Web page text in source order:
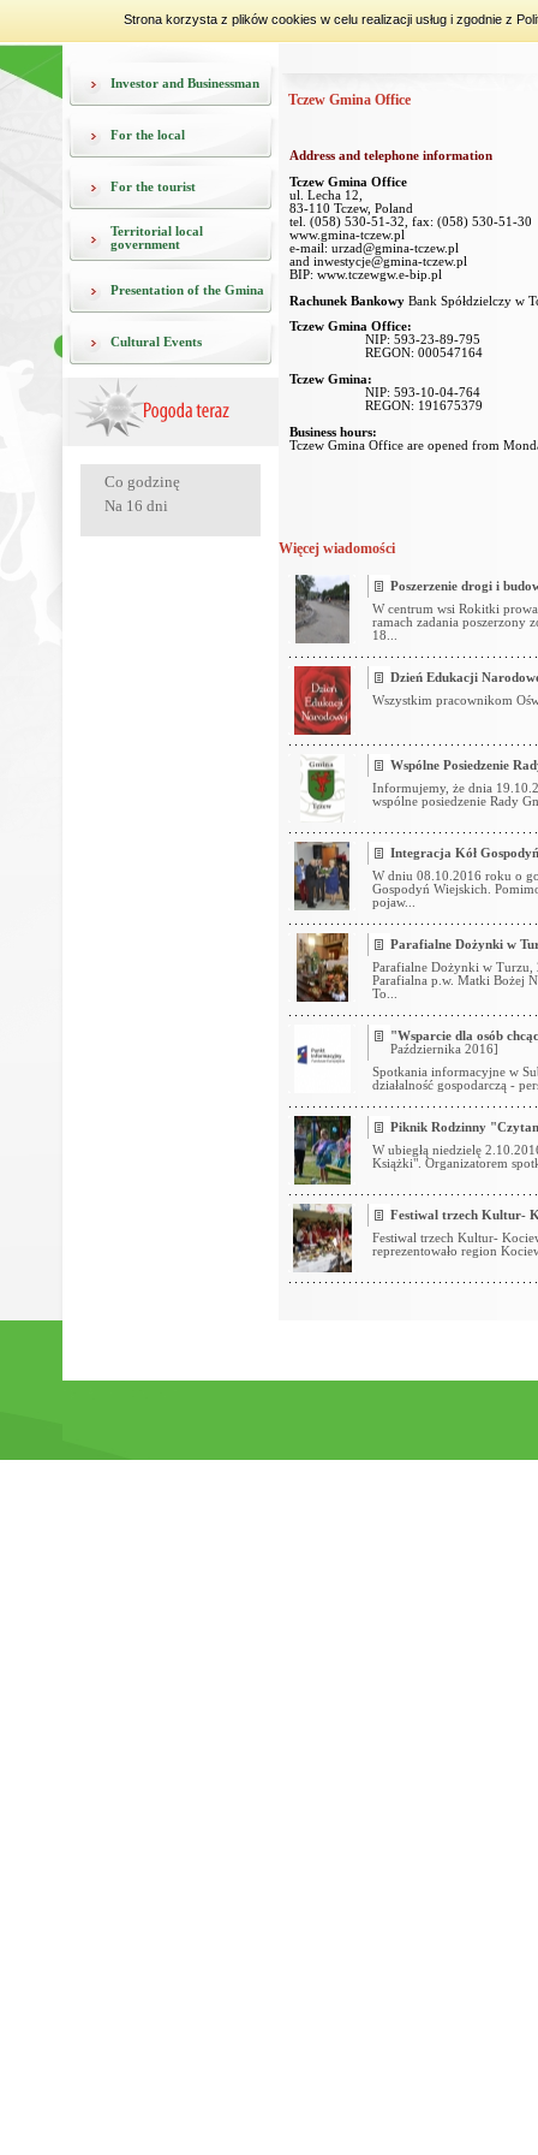
Strona korzysta z plików cookies w celu realizacji usług i zgodnie z
Investor and Businessman
For the local
For the tourist
Territorial local
government
Presentation of the Gmina
Cultural Events
Co godzinę
Na 16 dni
Tczew Gmina Office
Address and telephone information
Tczew Gmina Office
ul. Lecha 12,
83-110 Tczew, Poland
tel. (058) 530-51-32, fax: (058) 530-51-30
www.gmina-tczew.pl
e-mail: urzad@gmina-tczew.pl
and inwestycje@gmina-tczew.pl
BIP: www.tczewgw.e-bip.pl
Rachunek Bankowy Bank Spółdzielczy w
Tczew Gmina Office:
NIP: 593-23-89-795
REGON: 000547164
Tczew Gmina:
NIP: 593-10-04-764
REGON: 191675379
Business hours:
Tczew Gmina Office are opened from
Więcej wiadomości
Poszerzenie drogi i
W centrum wsi Rokitki
ramach zadania poszerzony
18...
Dzień Edukacji
Wszystkim pracownikom
Wspólne Posiedzenie
Informujemy, że dnia
wspólne posiedzenie Rady
Integracja Kół
W dniu 08.10.2016 roku o
Gospodyń Wiejskich.
pojaw...
Parafialne Dożynki w
Parafialne Dożynki w Turzu,
Parafialna p.w. Matki Bożej
To...
"Wsparcie dla osób
Października 2016]
Spotkania informacyjne w
działalność gospodarczą -
Piknik Rodzinny
W ubiegłą niedzielę
Książki". Organizatorem
Festiwal trzech Kultur-
Festiwal trzech Kultur-
reprezentowało region